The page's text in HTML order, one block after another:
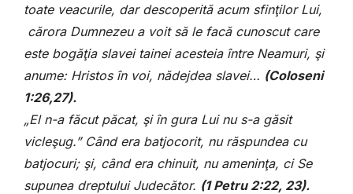
toate veacurile, dar descoperită acum sfinţilor Lui,
cărora Dumnezeu a voit să le facă cunoscut care
este bogăţia slavei tainei acesteia între Neamuri, şi
anume: Hristos în voi, nădejdea slavei… (Coloseni
1:26,27).
„El n-a făcut păcat, şi în gura Lui nu s-a găsit
vicleşug.” Când era batjocorit, nu răspundea cu
batjocuri; şi, când era chinuit, nu ameninţa, ci Se
supunea dreptului Judecător. (1 Petru 2:22, 23).